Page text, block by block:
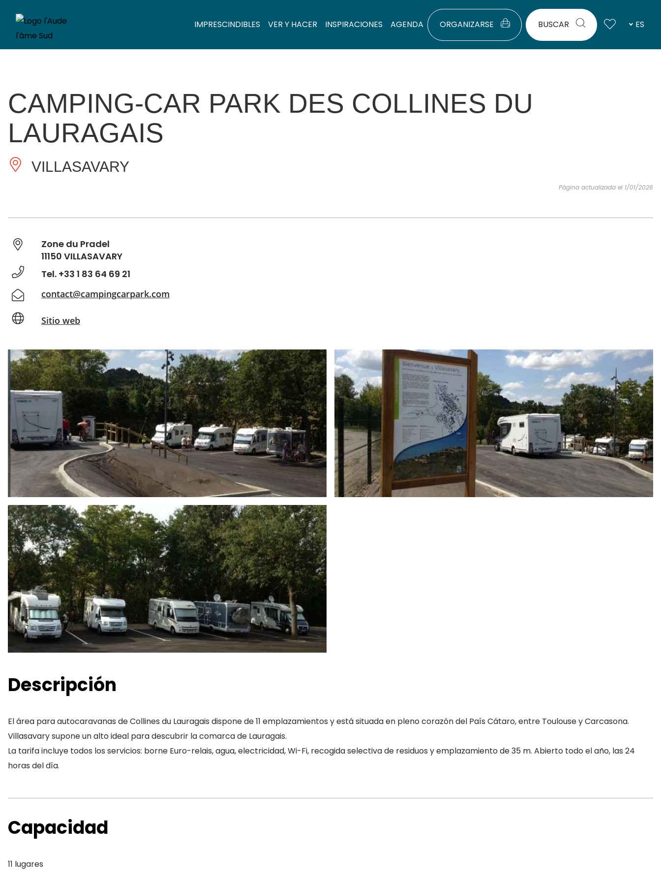
IMPRESCINDIBLES VER Y HACER INSPIRACIONES AGENDA ORGANIZARSE BUSCAR ES
CAMPING-CAR PARK DES COLLINES DU
LAURAGAIS
VILLASAVARY
Página actualizada el 1/01/2026
Zone du Pradel
11150 VILLASAVARY
Tel. +33 1 83 64 69 21
contact@campingcarpark.com
Sitio web
Descripción
El área para autocaravanas de Collines du Lauragais dispone de 11 emplazamientos y está situada en pleno corazón del País Cátaro, entre Toulouse y Carcasona.
Villasavary supone un alto ideal para descubrir la comarca de Lauragais.
La tarifa incluye todos los servicios: borne Euro-relais, agua, electricidad, Wi-Fi, recogida selectiva de residuos y emplazamiento de 35 m. Abierto todo el año, las 24
horas del día.
Capacidad
11 lugares